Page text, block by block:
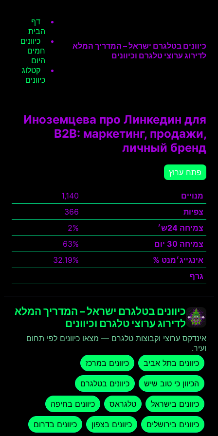
כיוונים בטלגרם ישראל – המדריך המלא
לדירוג ערוצי טלגרם וכיוונים
דף
הבית
כיוונים
חמים
היום
קטלוג
כיוונים
Иноземцева про Линкедин для
B2B: маркетинг, продажи,
личный бренд
פתח ערוץ
מנויים
1,140
צפיות
366
צמיחה 24ש׳
2%
צמיחה 30 יום
63%
אינגייג׳מנט %
32.19%
גרף
כיוונים בטלגרם ישראל – המדריך המלא
לדירוג ערוצי טלגרם וכיוונים
אינדקס ערוצי וקבוצות טלגרם — מצאו כיוונים לפי תחום
ועיר.
כיוונים בתל אביב
כיוונים במרכז
הכיוון כי טוב שיש כיוונים בטלגרם
כיוונים בישראל טלגראס כיוונים בחיפה
כיוונים בירושלים כיוונים בצפון כיוונים בדרום